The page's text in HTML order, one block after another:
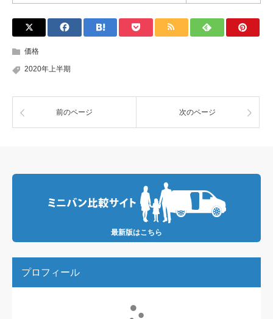
価格
2020年上半期
前のページ 次のページ
最新版はこちら
プロフィール